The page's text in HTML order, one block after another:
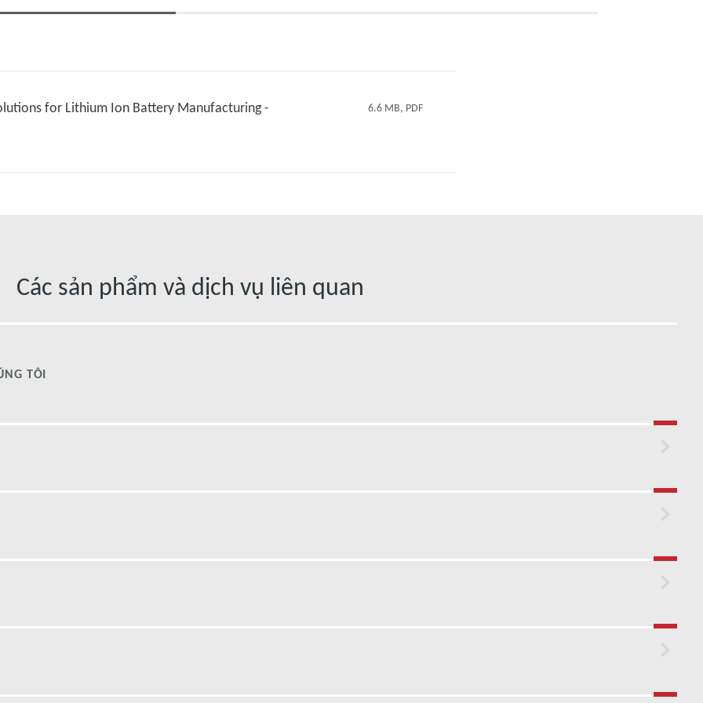
for Lithium Ion Battery Manufacturing - 6.6 MB, PDF
Các sản phẩm và dịch vụ liên quan
TÔI